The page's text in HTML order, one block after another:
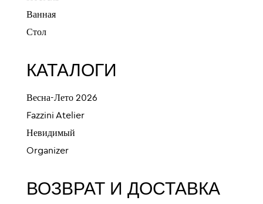
Ванная
Стол
КАТАЛОГИ
Весна-Лето 2026
Fazzini Atelier
Невидимый
Organizer
ВОЗВРАТ И ДОСТАВКА